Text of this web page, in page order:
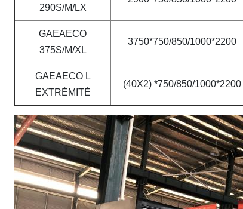
290S/M/LX
GAEAECO
375S/M/XL
3750*750/850/1000*2200
GAEAECO L
EXTRÉMITÉ
(40X2) *750/850/1000*2200